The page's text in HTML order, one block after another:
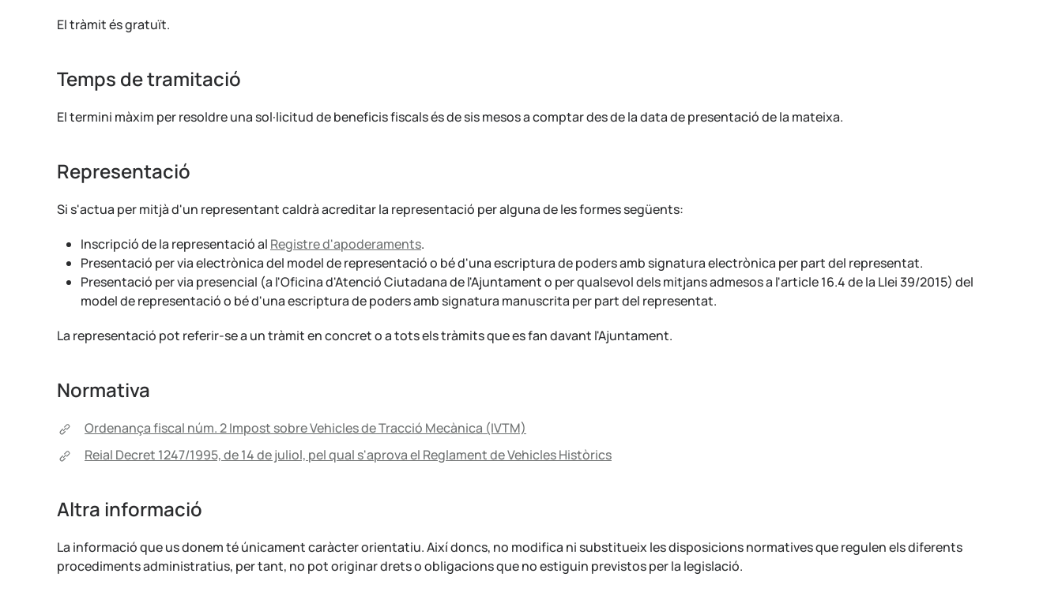
El tràmit és gratuït.
Temps de tramitació
El termini màxim per resoldre una sol·licitud de beneficis fiscals és de sis mesos a comptar des de la data de presentació de la mateixa.
Representació
Si s'actua per mitjà d'un representant caldrà acreditar la representació per alguna de les formes següents:
Inscripció de la representació al Registre d'apoderaments.
Presentació per via electrònica del model de representació o bé d'una escriptura de poders amb signatura electrònica per part del representat.
Presentació per via presencial (a l'Oficina d'Atenció Ciutadana de l'Ajuntament o per qualsevol dels mitjans admesos a l'article 16.4 de la Llei 39/2015) del
model de representació o bé d'una escriptura de poders amb signatura manuscrita per part del representat.
La representació pot referir-se a un tràmit en concret o a tots els tràmits que es fan davant l'Ajuntament.
Normativa
Ordenança fiscal núm. 2 Impost sobre Vehicles de Tracció Mecànica (IVTM)
Reial Decret 1247/1995, de 14 de juliol, pel qual s'aprova el Reglament de Vehicles Històrics
Altra informació
La informació que us donem té únicament caràcter orientatiu. Així doncs, no modifica ni substitueix les disposicions normatives que regulen els diferents
procediments administratius, per tant, no pot originar drets o obligacions que no estiguin previstos per la legislació.